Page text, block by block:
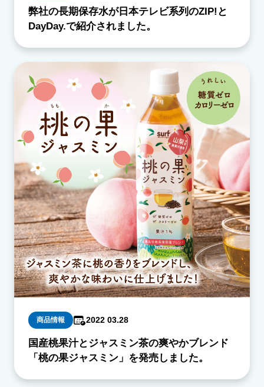
弊社の長期保存水が日本テレビ系列のZIP!と
DayDay.で紹介されました。
商品情報 2022 03.28
国産桃果汁とジャスミン茶の爽やかブレンド
「桃の果ジャスミン」を発売しました。